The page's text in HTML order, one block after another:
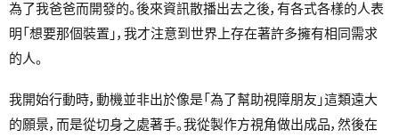
為了我爸爸而開發的。後來資訊散播出去之後，有各式各樣的人表
明「想要那個裝置」，我才注意到世界上存在著許多擁有相同需求
的人。
我開始行動時，動機並非出於像是「為了幫助視障朋友」這類遠大
的願景，而是從切身之處著手。我從製作方視角做出成品，然後在